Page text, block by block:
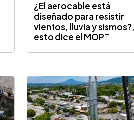
¿El aerocable está
diseñado para resistir
vientos, lluvia y sismos?,
esto dice el MOPT